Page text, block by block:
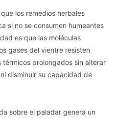
los remedios herbales
si no se consumen humeantes
es que las moléculas
gases del vientre resisten
prolongados sin alterar
disminuir su capacidad de
sobre el paladar genera un